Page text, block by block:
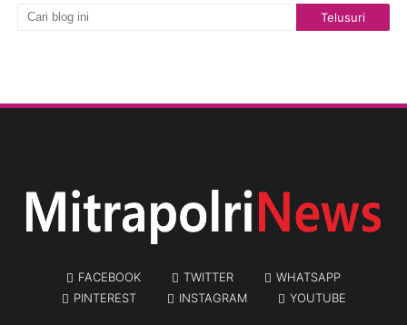
FACEBOOK TWITTER
WHATSAPP
PINTEREST
INSTAGRAM YOUTUBE